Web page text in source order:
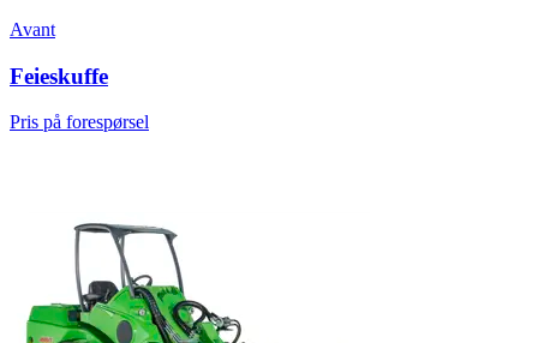
Avant
Feieskuffe
Pris på forespørsel